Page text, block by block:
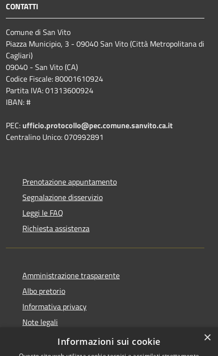
CONTATTI
Comune di San Vito
Piazza Municipio, 3 - 09040 San Vito (Città Metropolitana di
Cagliari)
09040 - San Vito (CA)
Codice Fiscale: 80001610924
Partita IVA: 01313600924
IBAN: #
PEC: ufficio.protocollo@pec.comune.sanvito.ca.it
Centralino Unico: 070992891
Prenotazione appuntamento
Segnalazione disservizio
Leggi le FAQ
Richiesta assistenza
Amministrazione trasparente
Albo pretorio
Informativa privacy
Note legali
Dichiarazione di accessibilità
×
Informazioni sui cookie